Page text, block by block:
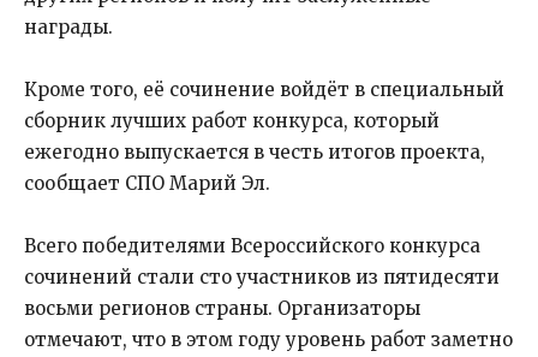
награды.
Кроме того, её сочинение войдёт в специальный
сборник лучших работ конкурса, который
ежегодно выпускается в честь итогов проекта,
сообщает СПО Марий Эл.
Всего победителями Всероссийского конкурса
сочинений стали сто участников из пятидесяти
восьми регионов страны. Организаторы
отмечают, что в этом году уровень работ заметно